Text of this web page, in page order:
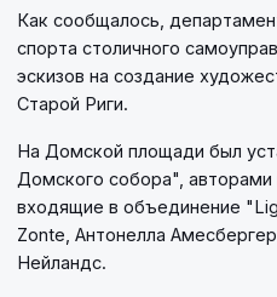
Как сообщалось,
спорта столичного
эскизов на создание
Старой Риги.
На Домской площади был
Домского собора", авторами
входящие в объединение
Zonte, Антонелла
Нейландс.